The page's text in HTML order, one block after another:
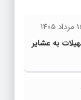
تسهیلات به عشایر